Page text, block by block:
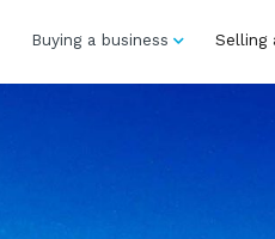
Buying a business Selling